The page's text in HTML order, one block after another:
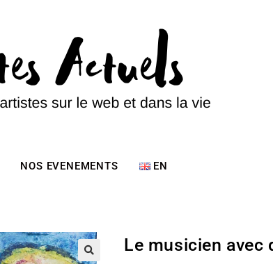
NOS EVENEMENTS EN
Le musicien avec